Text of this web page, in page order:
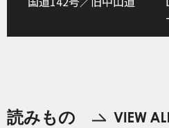
読みもの